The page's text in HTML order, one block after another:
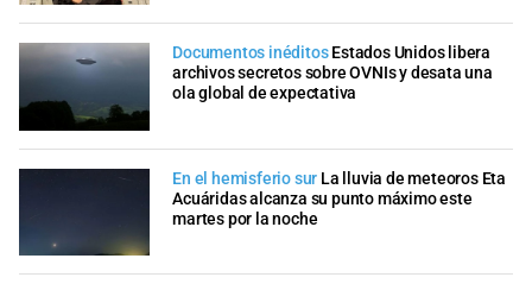
Documentos inéditos Estados Unidos libera
archivos secretos sobre OVNIs y desata una
ola global de expectativa
En el hemisferio sur La lluvia de meteoros Eta
Acuáridas alcanza su punto máximo este
martes por la noche